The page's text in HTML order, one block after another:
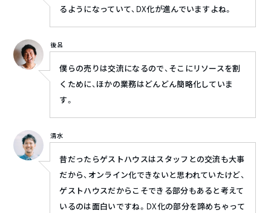
るようになっていて、DX化が進んでいますよね。
後呂
僕らの売りは交流になるので、そこにリソースを割
くために、ほかの業務はどんどん簡略化していま
す。
清水
昔だったらゲストハウスはスタッフとの交流も大事
だから、オンライン化できないと思われていたけど、
ゲストハウスだからこそできる部分もあると考えて
いるのは面白いですね。DX化の部分を諦めちゃって